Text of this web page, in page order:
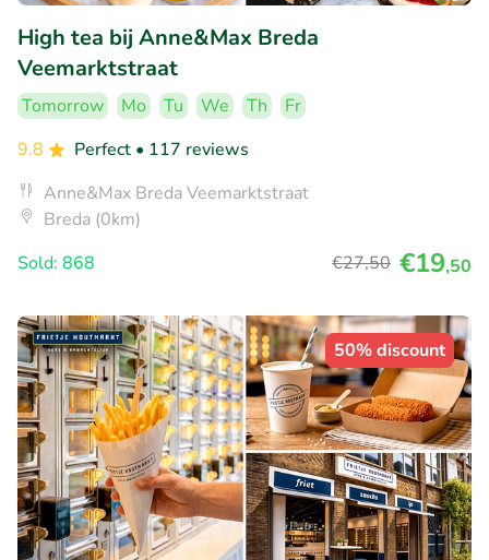
High tea bij Anne&Max Breda
Veemarktstraat
Tomorrow Mo Tu We Th
Fr
9.8
Perfect • 117 reviews
Anne&Max Breda Veemarktstraat
Breda (0km)
Sold: 868
€27,50 €19,50
50% discount